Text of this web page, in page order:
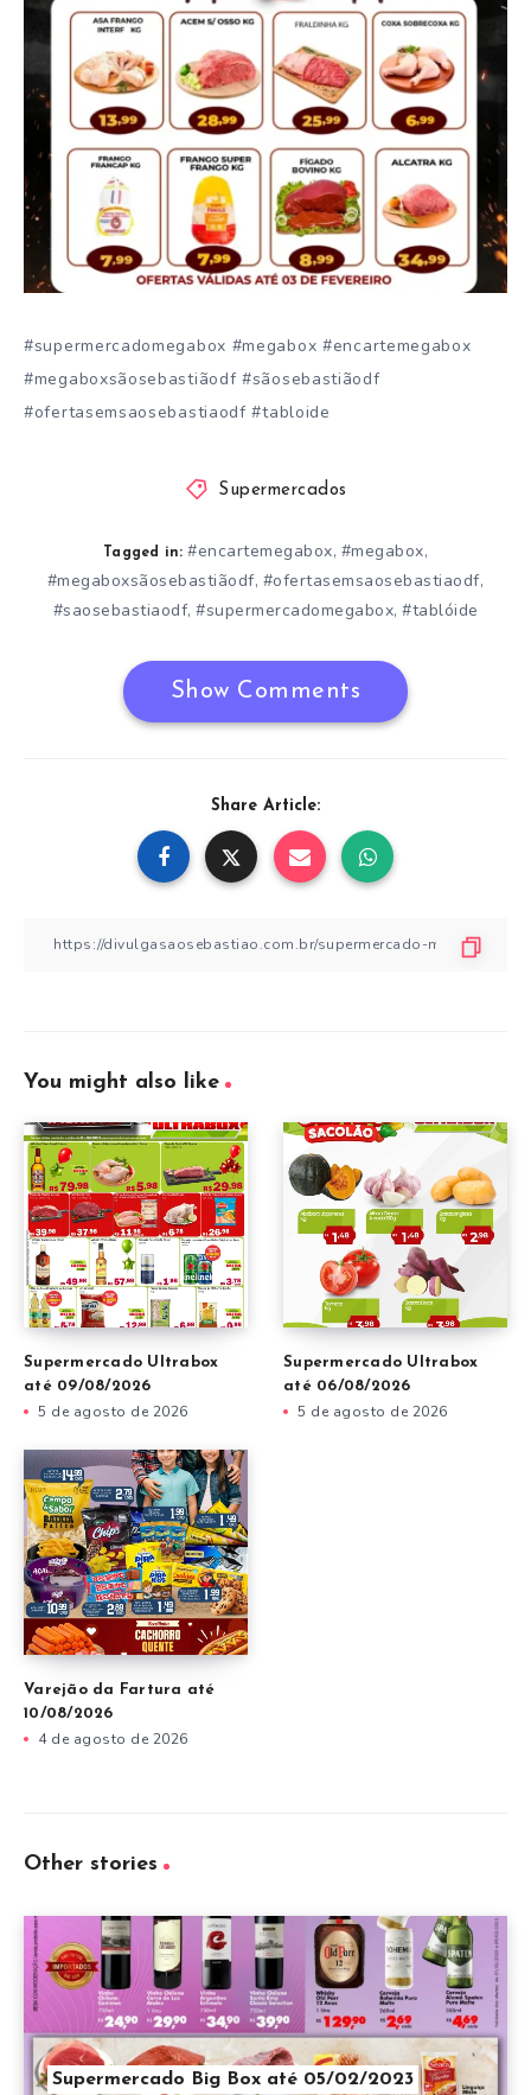
#supermercadomegabox #megabox #encartemegabox
#megaboxsãosebastiãodf #sãosebastiãodf
#ofertasemsaosebastiaodf #tabloide
Supermercados
Tagged in: #encartemegabox, #megabox,
#megaboxsãosebastiãodf, #ofertasemsaosebastiaodf,
#saosebastiaodf, #supermercadomegabox, #tablóide
Show Comments
Share Article:
You might also like
Supermercado Ultrabox
até 09/08/2026
5 de agosto de 2026
Supermercado Ultrabox
até 06/08/2026
5 de agosto de 2026
Varejão da Fartura até
10/08/2026
4 de agosto de 2026
Other stories
Supermercado Big Box até 05/02/2023